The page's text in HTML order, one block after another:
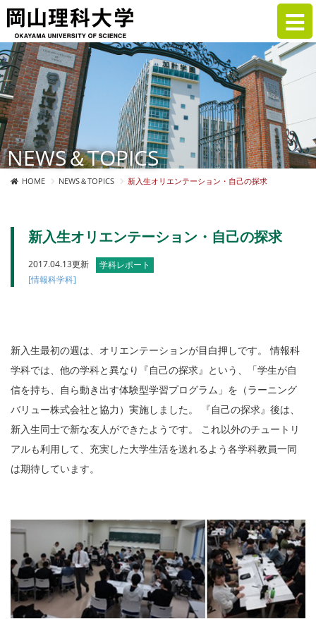
NEWS＆TOPICS
HOME NEWS＆TOPICS 新入生オリエンテーション・自己の探求
新入生オリエンテーション・自己の探求
2017.04.13更新
学科レポート
[情報科学科]
新入生最初の週は、オリエンテーションが目白押しです。 情報科
学科では、他の学科と異なり『自己の探求』という、「学生が自
信を持ち、自ら動き出す体験型学習プログラム」を（ラーニング
バリュー株式会社と協力）実施しました。 『自己の探求』後は、
新入生同士で新な友人ができたようです。 これ以外のチュートリ
アルも利用して、充実した大学生活を送れるよう各学科教員一同
は期待しています。